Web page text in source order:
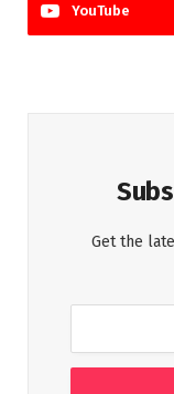
YouTube
Get the